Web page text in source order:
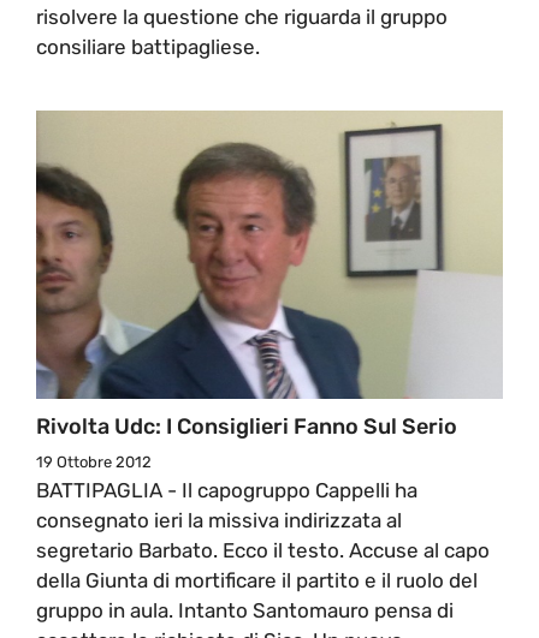
risolvere la questione che riguarda il gruppo
consiliare battipagliese.
Rivolta Udc: I Consiglieri Fanno Sul Serio
19 Ottobre 2012
BATTIPAGLIA - Il capogruppo Cappelli ha
consegnato ieri la missiva indirizzata al
segretario Barbato. Ecco il testo. Accuse al capo
della Giunta di mortificare il partito e il ruolo del
gruppo in aula. Intanto Santomauro pensa di